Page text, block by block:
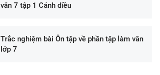
văn 7 tập 1 Cánh diều
Trắc nghiệm bài Ôn tập về phần tập làm văn
lớp 7